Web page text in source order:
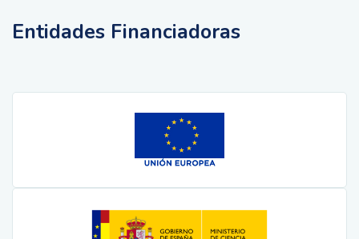
Entidades Financiadoras